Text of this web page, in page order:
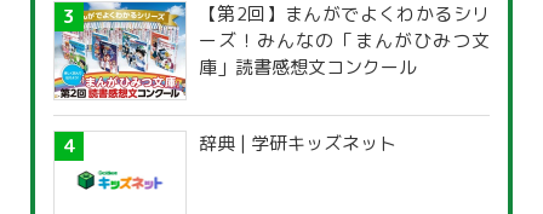
【第2回】まんがでよくわかるシリ
ーズ！みんなの「まんがひみつ文
庫」読書感想文コンクール
辞典 | 学研キッズネット